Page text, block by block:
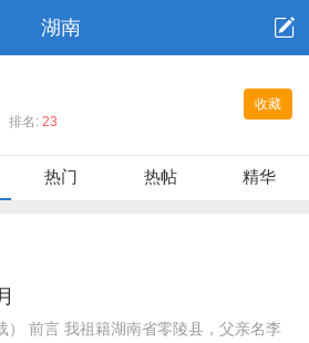
湖南
收藏
排名: 23
热门 热帖 精华
） 前言 我祖籍湖南省零陵县，父亲名李